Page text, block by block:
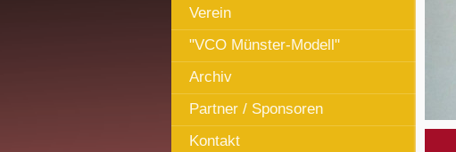
Verein
"VCO Münster-Modell"
Archiv
Partner / Sponsoren
Kontakt